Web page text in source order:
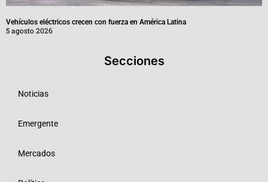
Vehículos eléctricos crecen con fuerza en América Latina
5 agosto 2026
Secciones
Noticias
Emergente
Mercados